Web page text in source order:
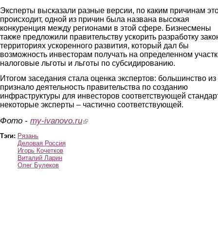
Эксперты высказали разные версии, по каким причинам
происходит, одной из причин была названа высокая
конкуренция между регионами в этой сфере. Бизнесмены
также предложили правительству ускорить разработку
территориях ускоренного развития, который дал бы
возможность инвесторам получать на определенном
налоговые льготы и льготы по субсидированию.
Итогом заседания стала оценка экспертов: большинство из
признало деятельность правительства по созданию
инфраструктуры для инвесторов соответствующей
некоторые эксперты – частично соответствующей.
Фото - my-ivanovo.ru(link is external)
Тэги: Рязань
Деловая Россия
Игорь Кочетков
Виталий Ларин
Олег Булеков